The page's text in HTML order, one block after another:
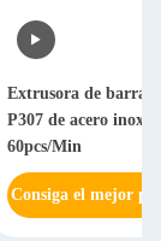
Extrusora de barra
P307 de acero
60pcs/Min
Consiga el mejor